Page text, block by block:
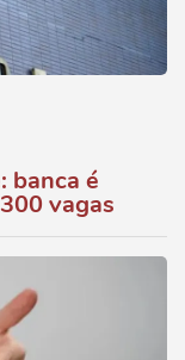
banca é
vagas